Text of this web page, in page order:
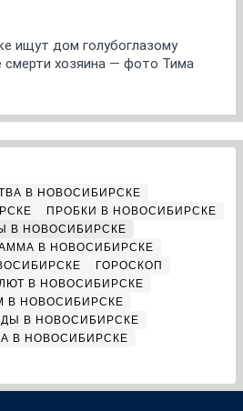
ищут дом голубоглазому
смерти хозяина — фото Тима
В НОВОСИБИРСКЕ
ПРОБКИ В НОВОСИБИРСКЕ
В НОВОСИБИРСКЕ
В НОВОСИБИРСКЕ
ГОРОСКОП
В НОВОСИБИРСКЕ
В НОВОСИБИРСКЕ
В НОВОСИБИРСКЕ
В НОВОСИБИРСКЕ